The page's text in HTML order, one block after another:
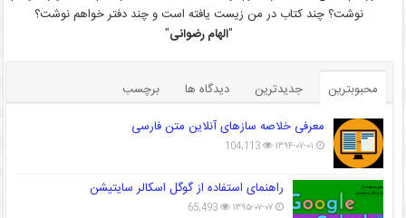
نوشت؟ چند کتاب در من زیست یافته است و چند دفتر خواهم نوشت؟
"الهام رضوانی"
محبوبترین جدیدترین دیدگاه ها
برچسب
معرفی خلاصه سازهای آنلاین متن فارسی
۱۳۹۴-۰۷-۰۱ 104,113
راهنمای استفاده از گوگل اسکالر سایتیشن
۱۳۹۵-۰۷-۰۷ 65,493